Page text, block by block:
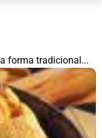
forma tradicional...